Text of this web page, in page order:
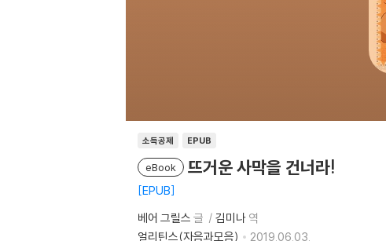
소득공제 EPUB
eBook 뜨거운 사막을 건너라!
EPUB
베어 그릴스 글 김미나 역
얼리틴스(자음과모음)
2019.06.03.